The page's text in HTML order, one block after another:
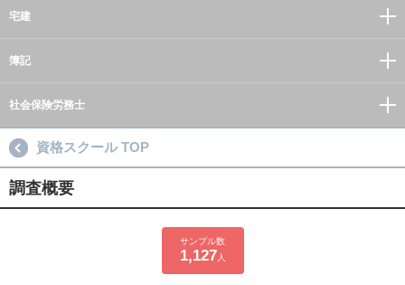
宅建
簿記
社会保険労務士
資格スクール TOP
調査概要
サンプル数
1,127 人